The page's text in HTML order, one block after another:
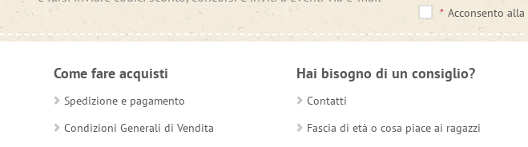
* Acconsento alla
Come fare acquisti
Spedizione e pagamento
Condizioni Generali di Vendita
Hai bisogno di un consiglio?
Contatti
Fascia di età o cosa piace ai ragazzi